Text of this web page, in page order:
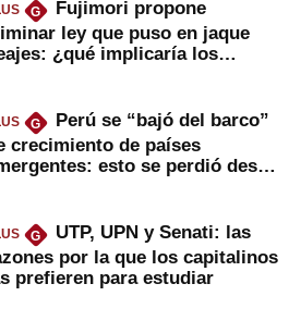
G
Fujimori propone
ley que puso en jaque
¿qué implicaría los
G
Perú se “bajó del barco”
crecimiento de países
esto se perdió desde
G
UTP, UPN y Senati: las
por la que los capitalinos
prefieren para estudiar